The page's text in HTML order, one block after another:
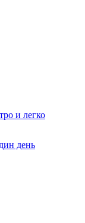
и легко
день